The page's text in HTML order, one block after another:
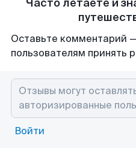
Часто летаете и
Оставьте комментарий
пользователям принять
Войти